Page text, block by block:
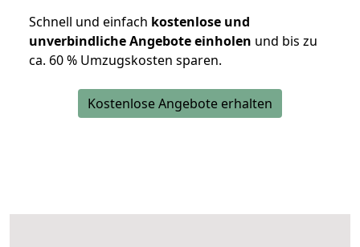
Schnell und einfach kostenlose und
unverbindliche Angebote einholen und bis zu
ca. 60 % Umzugskosten sparen.
Kostenlose Angebote erhalten